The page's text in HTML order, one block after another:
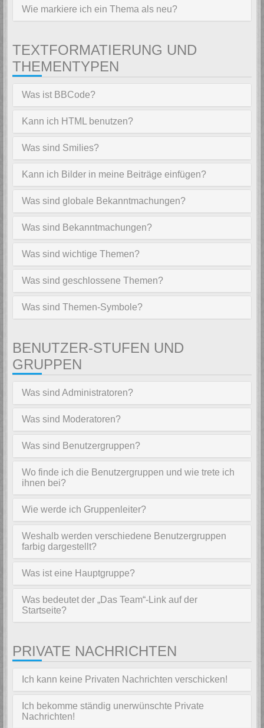
Wie markiere ich ein Thema als neu?
TEXTFORMATIERUNG UND
THEMENTYPEN
Was ist BBCode?
Kann ich HTML benutzen?
Was sind Smilies?
Kann ich Bilder in meine Beiträge einfügen?
Was sind globale Bekanntmachungen?
Was sind Bekanntmachungen?
Was sind wichtige Themen?
Was sind geschlossene Themen?
Was sind Themen-Symbole?
BENUTZER-STUFEN UND
GRUPPEN
Was sind Administratoren?
Was sind Moderatoren?
Was sind Benutzergruppen?
Wo finde ich die Benutzergruppen und wie trete ich
ihnen bei?
Wie werde ich Gruppenleiter?
Weshalb werden verschiedene Benutzergruppen
farbig dargestellt?
Was ist eine Hauptgruppe?
Was bedeutet der „Das Team“-Link auf der
Startseite?
PRIVATE NACHRICHTEN
Ich kann keine Privaten Nachrichten verschicken!
Ich bekomme ständig unerwünschte Private
Nachrichten!